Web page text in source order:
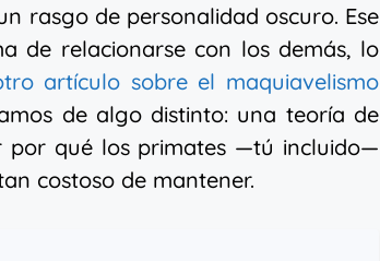
rasgo de personalidad oscuro. Ese
de relacionarse con los demás, lo
artículo sobre el maquiavelismo
de algo distinto: una teoría de
por qué los primates —tú incluido—
costoso de mantener.